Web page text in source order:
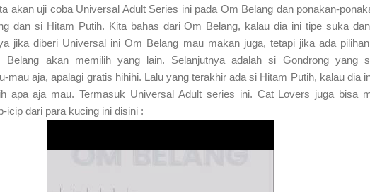
akan uji coba Universal Adult Series ini pada Om Belang dan ponakan-
dan si Hitam Putih. Kita bahas dari Om Belang, kalau dia ini tipe suka
jika diberi Universal ini Om Belang mau makan juga, tetapi jika ada
Belang akan memilih yang lain. Selanjutnya adalah si Gondrong yang
mau aja, apalagi gratis hihihi. Lalu yang terakhir ada si Hitam Putih, kalau dia
apa aja mau. Termasuk Universal Adult series ini. Cat Lovers juga bisa
icip dari para kucing ini disini :